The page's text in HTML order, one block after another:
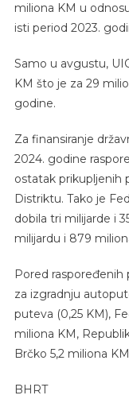
miliona KM u
isti period 2023.
Samo u avgustu,
KM što je za 29
godine.
Za finansiranje
2024. godine
ostatak prikupljenih
Distriktu. Tako je
dobila tri milijarde i
milijardu i 879
Pored
za izgradnju
puteva (0,25 KM),
miliona KM,
Brčko 5,2 miliona
BHRT